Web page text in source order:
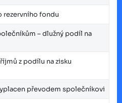
rezervního fondu
– dlužný podíl na
z podílu na zisku
převodem společníkovi